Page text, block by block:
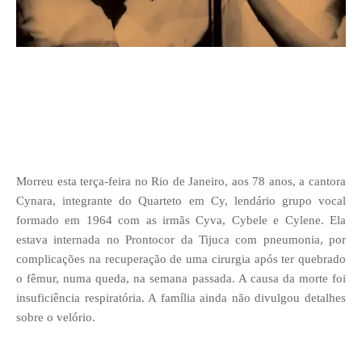
Morreu esta terça-feira no Rio de Janeiro, aos 78 anos, a cantora
Cynara, integrante do Quarteto em Cy, lendário grupo vocal
formado em 1964 com as irmãs Cyva, Cybele e Cylene. Ela
estava internada no Prontocor da Tijuca com pneumonia, por
complicações na recuperação de uma cirurgia após ter quebrado
o fêmur, numa queda, na semana passada. A causa da morte foi
insuficiência respiratória. A família ainda não divulgou detalhes
sobre o velório.